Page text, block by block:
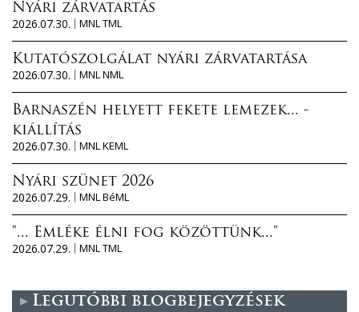
Nyári zárvatartás
2026.07.30.
MNL TML
Kutatószolgálat nyári zárvatartása
2026.07.30.
MNL NML
Barnaszén helyett fekete lemezek... -
kiállítás
2026.07.30.
MNL KEML
Nyári szünet 2026
2026.07.29.
MNL BéML
"... Emléke élni fog közöttünk..."
2026.07.29.
MNL TML
Legutóbbi blogbejegyzések